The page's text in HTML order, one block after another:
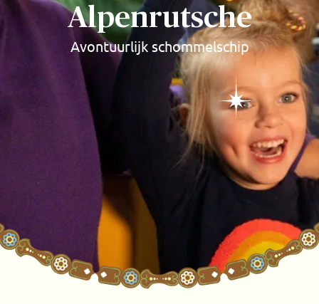
Alpenrutsche
Avontuurlijk schommelschip